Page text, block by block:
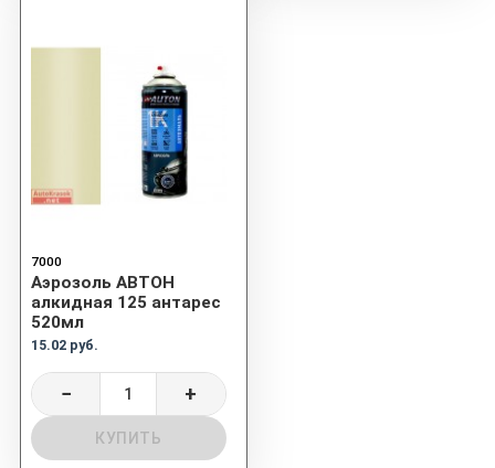
7000
Аэрозоль АВТОН
алкидная 125 антарес
520мл
15.02 руб.
− +
КУПИТЬ